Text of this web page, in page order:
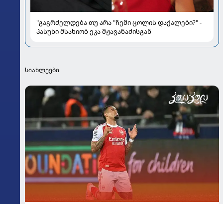
"გაგრძელდება თუ არა "ჩემი ცოლის დაქალები?" -
პასუხი მსახიობ ეკა მჟავანაძისგან
სიახლეები